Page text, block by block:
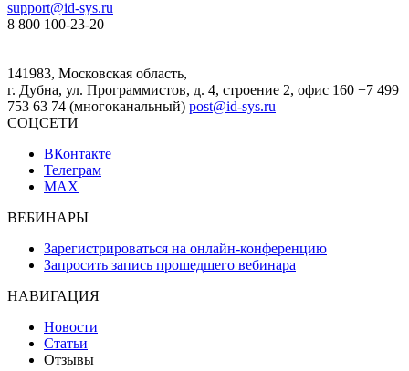
support@id-sys.ru
8 800 100-23-20
141983, Московская область,
г. Дубна, ул. Программистов, д. 4, строение 2, офис 160 +7 499
753 63 74 (многоканальный) post@id-sys.ru
СОЦСЕТИ
ВКонтакте
Телеграм
MAX
ВЕБИНАРЫ
Зарегистрироваться на онлайн-конференцию
Запросить запись прошедшего вебинара
НАВИГАЦИЯ
Новости
Статьи
Отзывы